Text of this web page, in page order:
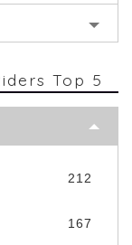
Top 5
212
167